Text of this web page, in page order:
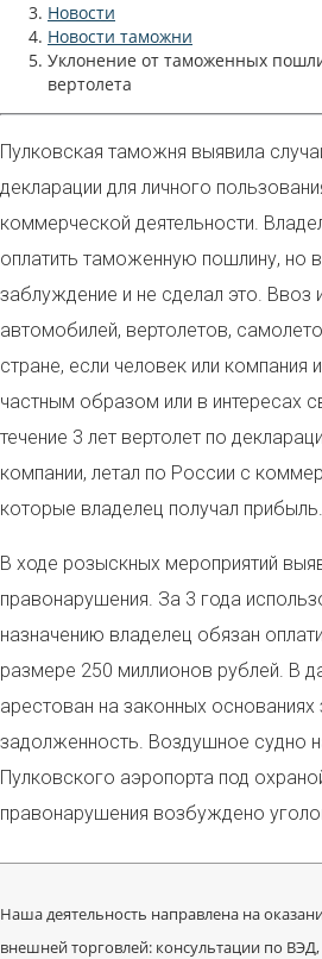
Новости
Новости таможни
Уклонение от таможенных
вертолета
Пулковская таможня выявила
декларации для личного
коммерческой деятельности.
оплатить таможенную пошлину, но
заблуждение и не сделал это. Ввоз
автомобилей, вертолетов,
стране, если человек или компания
частным образом или в интересах
течение 3 лет вертолет по
компании, летал по России с
которые владелец получал прибыль.
В ходе розыскных мероприятий
правонарушения. За 3 года
назначению владелец обязан
размере 250 миллионов рублей. В
арестован на законных основаниях
задолженность. Воздушное судно
Пулковского аэропорта под
правонарушения возбуждено
Наша деятельность направлена на
внешней торговлей: консультации по